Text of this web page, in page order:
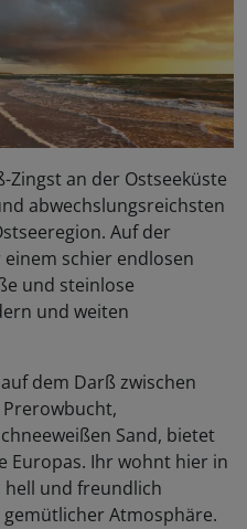
Zingst an der Ostseeküste
abwechslungsreichsten
Auf der
schier endlosen
und steinlose
und weiten
dem Darß zwischen
Sand, bietet
Europas. Ihr wohnt hier in
hell und freundlich
Atmosphäre.